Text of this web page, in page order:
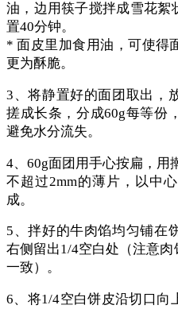
油，边用筷子搅拌成雪花絮
置40分钟。
* 面皮里加食用油，可使得
更为酥脆。
3、将静置好的面团取出，
搓成长条，分成60g每等份
避免水分流失。
4、60g面团用手心按扁，用
不超过2mm的薄片，以中
成。
5、拌好的牛肉馅均匀铺在
右侧留出1/4空白处（注意
一致）。
6、将1/4空白饼皮沿切口向